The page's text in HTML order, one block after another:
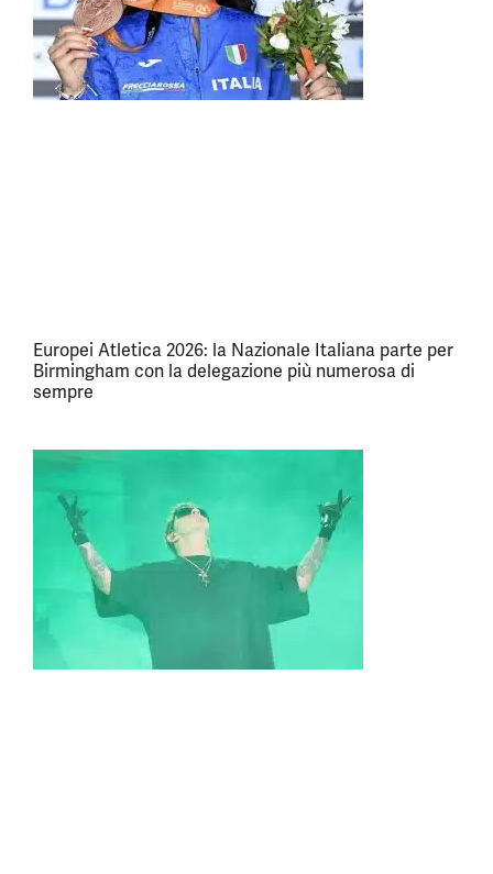
Europei Atletica 2026: la Nazionale Italiana parte per
Birmingham con la delegazione più numerosa di
sempre